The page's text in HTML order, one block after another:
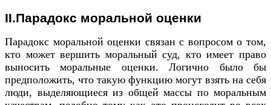
II.Парадокс моральной оценки
Парадокс моральной оценки связан с вопросом о том,
кто может вершить моральный суд, кто имеет право
выносить моральные оценки. Логично было бы
предположить, что такую функцию могут взять на себя
люди, выделяющиеся из общей массы по моральным